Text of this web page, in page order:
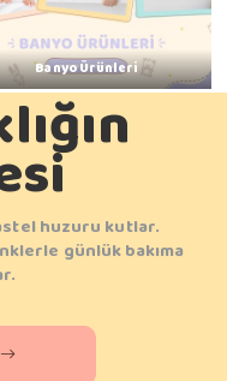
Banyo Ürünleri
huzuru kutlar.
günlük bakıma